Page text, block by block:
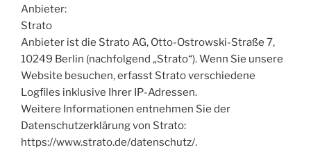
Anbieter:
Strato
Anbieter ist die Strato AG, Otto-Ostrowski-Straße 7,
10249 Berlin (nachfolgend „Strato“). Wenn Sie unsere
Website besuchen, erfasst Strato verschiedene
Logfiles inklusive Ihrer IP-Adressen.
Weitere Informationen entnehmen Sie der
Datenschutzerklärung von Strato:
https://www.strato.de/datenschutz/.